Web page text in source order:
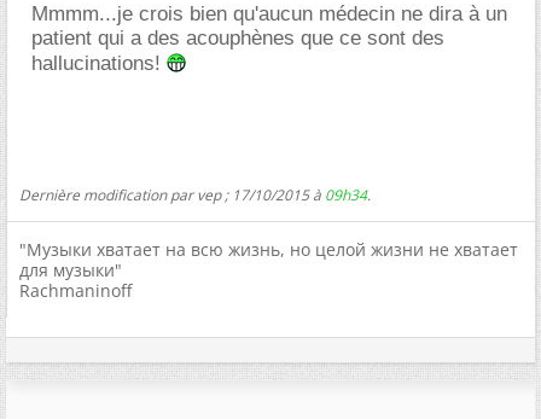
Mmmm...je crois bien qu'aucun médecin ne dira à un
patient qui a des acouphènes que ce sont des
hallucinations!
Dernière modification par vep ; 17/10/2015 à 09h34.
"Музыки хватает на всю жизнь, но целой жизни не хватает
для музыки"
Rachmaninoff